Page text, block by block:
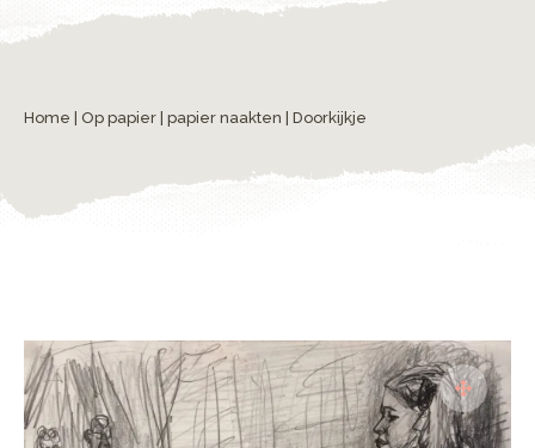
Home Op papier papier naakten | Doorkijkje